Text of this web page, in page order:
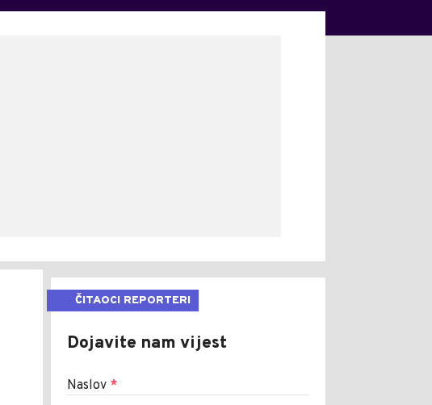
ČITAOCI REPORTERI
Dojavite nam vijest
Naslov *